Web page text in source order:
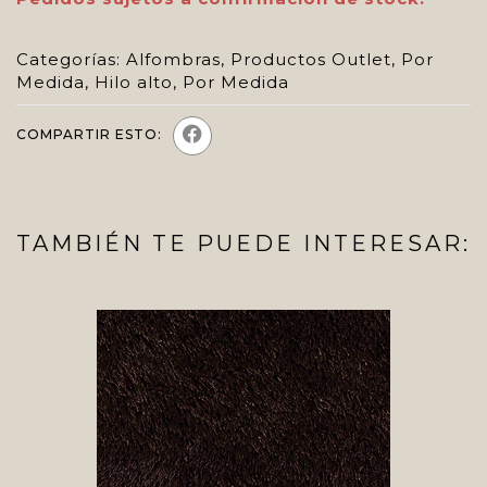
Categorías: Alfombras, Productos Outlet, Por
Medida, Hilo alto, Por Medida
COMPARTIR ESTO:
TAMBIÉN TE PUEDE INTERESAR: